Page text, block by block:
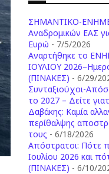
ΣΗΜΑΝΤΙΚΟ-
Αναδρομικών ΕΑΣ
Ευρώ - 7/5/2026
Aναρτήθηκε το
ΙΟΥΛΙΟΥ
(ΠΙΝΑΚΕΣ) - 6/29/
Συνταξιούχοι-
το 2027 – Δείτε
Δαβάκης: Καμία
περίθαλψης
τους - 6/18/2026
Aπόστρατοι: Πότε
Ιουλίου 2026 και
(ΠΙΝΑΚΕΣ) - 6/10/